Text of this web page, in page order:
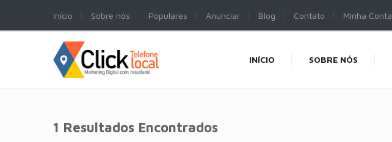
Início Sobre nós Populares Anunciar Blog Contato Minha Conta
INÍCIO SOBRE NÓS
1 Resultados Encontrados